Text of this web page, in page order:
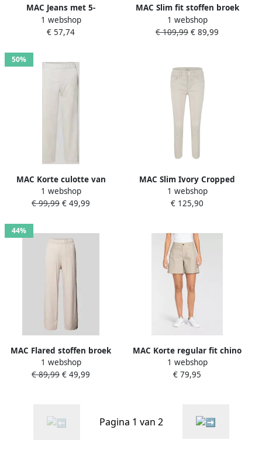
MAC Jeans met 5-
pocketmodel model 'Carol'
1 webshop
€ 57,74
MAC Slim fit stoffen broek
met strookzakken model
'Annalena'
1 webshop
€ 109,99 € 89,99
50%
MAC Korte culotte van
corduroy met elastische
band Model 'CHIARA'
1 webshop
€ 99,99 € 49,99
MAC Slim Ivory Cropped
Jeans Beige Dames
1 webshop
€ 125,90
44%
MAC Flared stoffen broek
met verkorte pasvorm
model 'CHIARA'
1 webshop
€ 89,99 € 49,99
MAC Korte regular fit chino
met ceintuurlussen
1 webshop
€ 79,95
Pagina 1 van 2